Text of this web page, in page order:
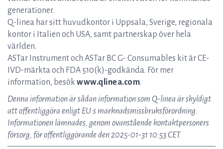
generationer.
Q-linea har sitt huvudkontor i Uppsala, Sverige, regionala
kontor i Italien och USA, samt partnerskap över hela
världen.
ASTar Instrument och ASTar BC G- Consumables kit är CE-
IVD-märkta och FDA 510(k)-godkända. För mer
information, besök www.qlinea.com.
Denna information är sådan information som Q-linea är skyldigt
att offentliggöra enligt EU:s marknadsmissbruksförordning.
Informationen lämnades, genom ovanstående kontaktpersoners
försorg, för offentliggörande den 2025-01-31 10:53 CET.